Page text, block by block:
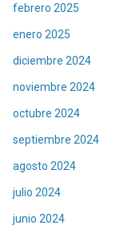
febrero 2025
enero 2025
diciembre 2024
noviembre 2024
octubre 2024
septiembre 2024
agosto 2024
julio 2024
junio 2024